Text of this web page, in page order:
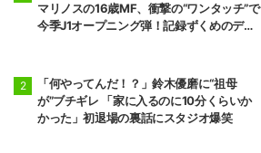
マリノスの16歳MF、衝撃の“ワンタッチ”で
今季J1オープニング弾！記録ずくめのデビ
「何やってんだ！？」鈴木優磨に“祖母
が”ブチギレ 「家に入るのに10分くらいか
かった」初退場の裏話にスタジオ爆笑